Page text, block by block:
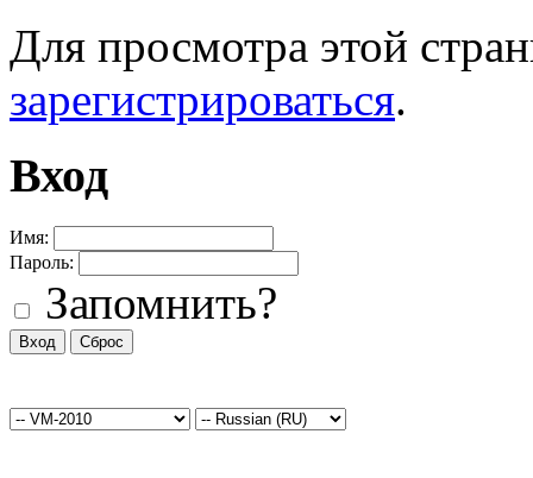
Для просмотра этой
зарегистрироваться.
Вход
Имя:
Пароль:
Запомнить?